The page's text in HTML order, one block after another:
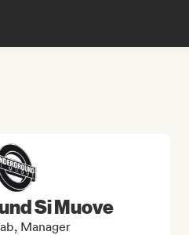
Si Muove
Manager